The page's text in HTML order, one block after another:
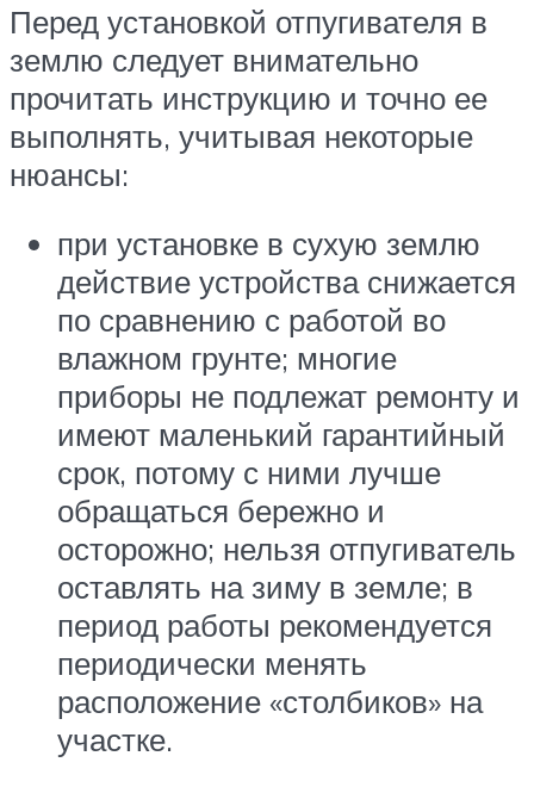
Перед установкой отпугивателя в
землю следует внимательно
прочитать инструкцию и точно ее
выполнять, учитывая некоторые
нюансы:
при установке в сухую землю
действие устройства снижается
по сравнению с работой во
влажном грунте; многие
приборы не подлежат ремонту и
имеют маленький гарантийный
срок, потому с ними лучше
обращаться бережно и
осторожно; нельзя отпугиватель
оставлять на зиму в земле; в
период работы рекомендуется
периодически менять
расположение «столбиков» на
участке.